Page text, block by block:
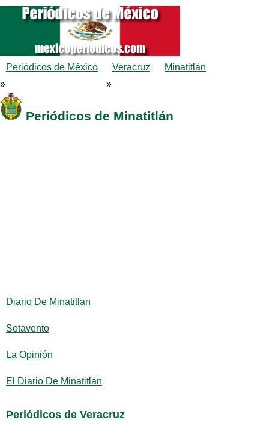
Periódicos de México
»
Veracruz
»
Minatitlán
Periódicos de Minatitlán
Diario De Minatitlan
Sotavento
La Opinión
El Diario De Minatitlán
Periódicos de Veracruz